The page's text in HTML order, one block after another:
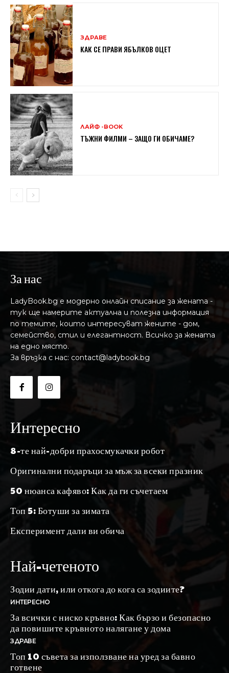
ЗДРАВЕ
КАК СЕ ПРАВИ ЯБЪЛКОВ ОЦЕТ
ЛАЙФ -BOOK
ТЪЖНИ ФИЛМИ – ЗАЩО ГИ ОБИЧАМЕ?
За нас
LadyBook.bg е модерно онлайн списание за жената -
тук ще намерите актуална и полезна информация
по темите, които интересуват жените - дом,
семейство, стил и елегантност. Всичко за жената
на едно място.
За връзка с нас: contact@ladybook.bg
Интересно
8-те най-добри прахосмукачки робот
Оригинални подаръци за мъж за всеки празник
50 нюанса кафяво: Как да ги съчетаем
Топ 5: Ботуши за зимата
Експеримент дали ви обича
Най-четеното
Зодии дати, или откога до кога са зодиите?
ИНТЕРЕСНО
За всички с ниско кръвно: Как бързо и безопасно
да повишите кръвното налягане у дома
ЗДРАВЕ
Топ 10 съвета за използване на уред за бавно
готвене